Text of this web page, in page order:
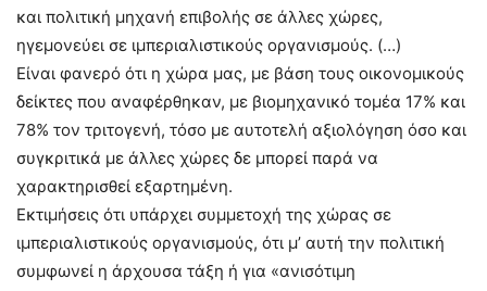
και πολιτική μηχανή επιβολής σε άλλες χώρες,
ηγεμονεύει σε ιμπεριαλιστικούς οργανισμούς. (…)
Είναι φανερό ότι η χώρα μας, με βάση τους οικονομικούς
δείκτες που αναφέρθηκαν, με βιομηχανικό τομέα 17% και
78% τον τριτογενή, τόσο με αυτοτελή αξιολόγηση όσο και
συγκριτικά με άλλες χώρες δε μπορεί παρά να
χαρακτηρισθεί εξαρτημένη.
Εκτιμήσεις ότι υπάρχει συμμετοχή της χώρας σε
ιμπεριαλιστικούς οργανισμούς, ότι μ’ αυτή την πολιτική
συμφωνεί η άρχουσα τάξη ή για «ανισότιμη